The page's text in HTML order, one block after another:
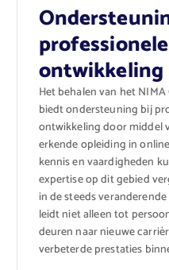
ontwikkeling
Het behalen van het
biedt ondersteuning bij
ontwikkeling door middel
erkende opleiding in
kennis en vaardigheden
expertise op dit gebied
in de steeds
leidt niet alleen tot
deuren naar nieuwe
verbeterde prestaties